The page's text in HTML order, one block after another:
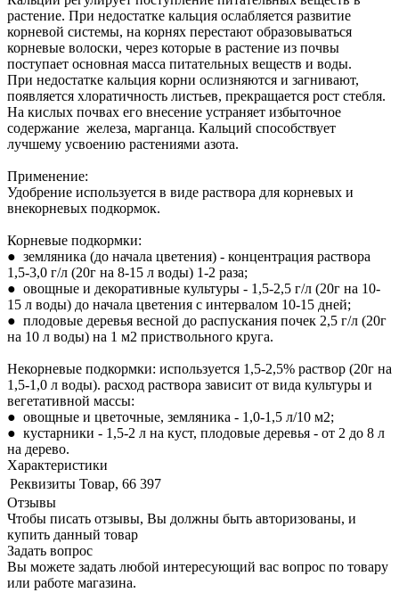
растение. При недостатке кальция ослабляется развитие
корневой системы, на корнях перестают образовываться
корневые волоски, через которые в растение из почвы
поступает основная масса питательных веществ и воды.
При недостатке кальция корни ослизняются и загнивают,
появляется хлоратичность листьев, прекращается рост стебля.
На кислых почвах его внесение устраняет избыточное
содержание железа, марганца. Кальций способствует
лучшему усвоению растениями азота.
Применение:
Удобрение используется в виде раствора для корневых и
внекорневых подкормок.
Корневые подкормки:
● земляника (до начала цветения) - концентрация раствора
1,5-3,0 г/л (20г на 8-15 л воды) 1-2 раза;
● овощные и декоративные культуры - 1,5-2,5 г/л (20г на 10-
15 л воды) до начала цветения с интервалом 10-15 дней;
● плодовые деревья весной до распускания почек 2,5 г/л (20г
на 10 л воды) на 1 м2 приствольного круга.
Некорневые подкормки: используется 1,5-2,5% раствор (20г на
1,5-1,0 л воды). расход раствора зависит от вида культуры и
вегетативной массы:
● овощные и цветочные, земляника - 1,0-1,5 л/10 м2;
● кустарники - 1,5-2 л на куст, плодовые деревья - от 2 до 8 л
на дерево.
Характеристики
Реквизиты Товар, 66 397
Отзывы
Чтобы писать отзывы, Вы должны быть авторизованы, и
купить данный товар
Задать вопрос
Вы можете задать любой интересующий вас вопрос по товару
или работе магазина.